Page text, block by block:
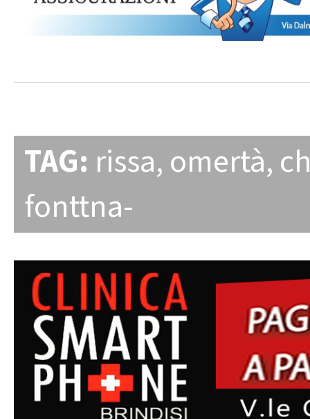
TAG: rissa, omertà,
fonttna-